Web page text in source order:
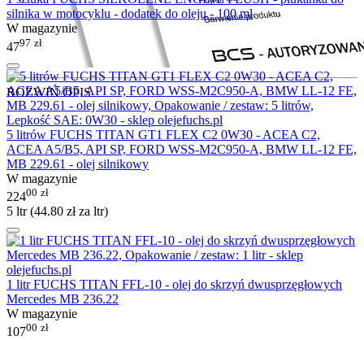
ROZWIŃ OPIS
silnika w motocyklu - dodatek do oleju - 100 ml
W magazynie
4797 zł
5 litrów FUCHS TITAN GT1 FLEX C2 0W30 - ACEA C2,
ACEA A5/B5, API SP, FORD WSS-M2C950-A, BMW LL-12 FE,
MB 229.61 - olej silnikowy
W magazynie
22400 zł
5 ltr (44.80 złza ltr)
1 litr FUCHS TITAN FFL-10 - olej do skrzyń dwusprzęgłowych
Mercedes MB 236.22
W magazynie
10700 zł